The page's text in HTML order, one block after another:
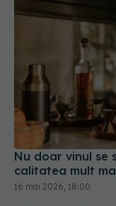
Nu doar vinul se
calitatea mult
16 mai 2026, 18:00